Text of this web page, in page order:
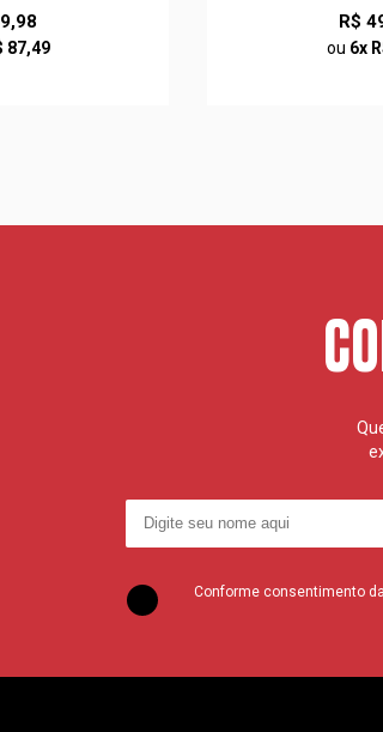
87,49
R$
ou 6x
Conforme consentimento